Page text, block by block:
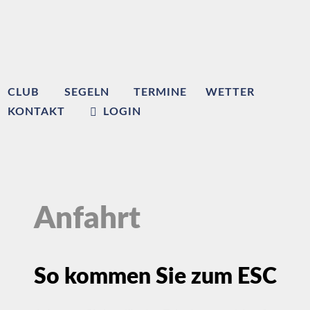
CLUB SEGELN TERMINE
WETTER
KONTAKT
LOGIN
Anfahrt
So kommen Sie zum ESC